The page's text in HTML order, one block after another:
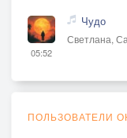
05:52
Чудо
Светлана,
ПОЛЬЗОВАТЕЛИ